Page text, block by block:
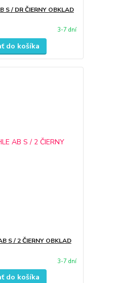
S / DR ČIERNY OBKLAD
3-7 dní
do košíka
S / 2 ČIERNY OBKLAD
3-7 dní
do košíka